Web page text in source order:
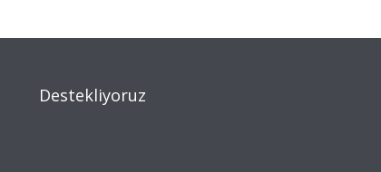
Destekliyoruz